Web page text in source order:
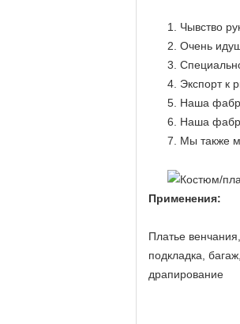
1. Чывство
2. Очень
3.
4. Экспорт к
5. Наша
6. Наша
7. Мы также
Применения:
Платье
подкладка,
драпирование